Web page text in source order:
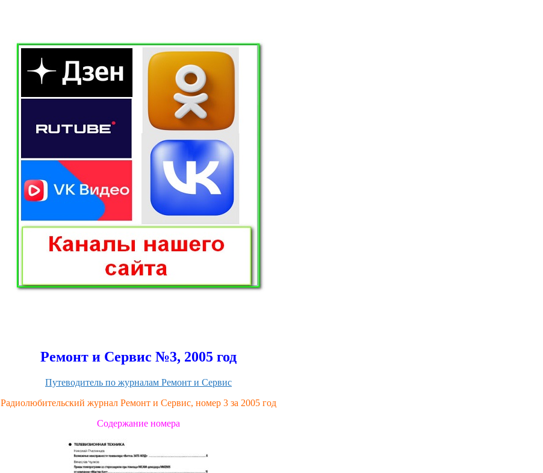
Ремонт и Сервис №3, 2005 год
Путеводитель по журналам Ремонт и Сервис
Радиолюбительский журнал Ремонт и Сервис, номер 3 за 2005 год
Содержание номера